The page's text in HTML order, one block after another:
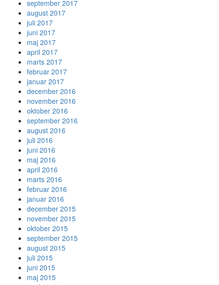
september 2017
august 2017
juli 2017
juni 2017
maj 2017
april 2017
marts 2017
februar 2017
januar 2017
december 2016
november 2016
oktober 2016
september 2016
august 2016
juli 2016
juni 2016
maj 2016
april 2016
marts 2016
februar 2016
januar 2016
december 2015
november 2015
oktober 2015
september 2015
august 2015
juli 2015
juni 2015
maj 2015